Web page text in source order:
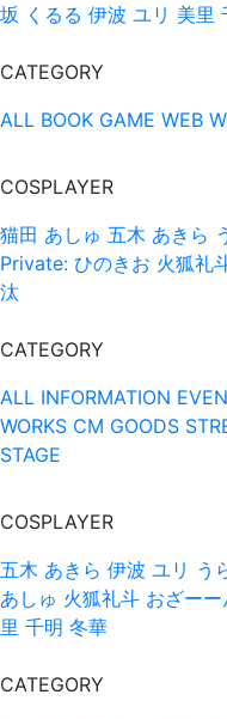
坂 くるる 伊波 ユリ 美里
CATEGORY
ALL BOOK GAME WEB
COSPLAYER
猫田 あしゅ 五木 あきら
Private: ひのきお 火狐礼
汰
CATEGORY
ALL INFORMATION
WORKS CM GOODS
STAGE
COSPLAYER
五木 あきら 伊波 ユリ う
あしゅ 火狐礼斗 おざーー
里 千明 冬華
CATEGORY